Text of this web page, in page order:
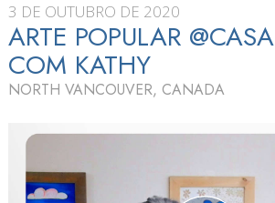
3 DE OUTUBRO DE 2020
ARTE POPULAR @CASA
COM KATHY
NORTH VANCOUVER, CANADA